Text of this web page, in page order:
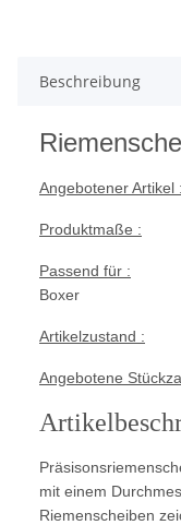
Beschreibung
Angebotener Artikel :
Produktmaße : -
Passend für : -
Boxer
Artikelzustand : -
Angebotene
mit einem
Riemenscheiben